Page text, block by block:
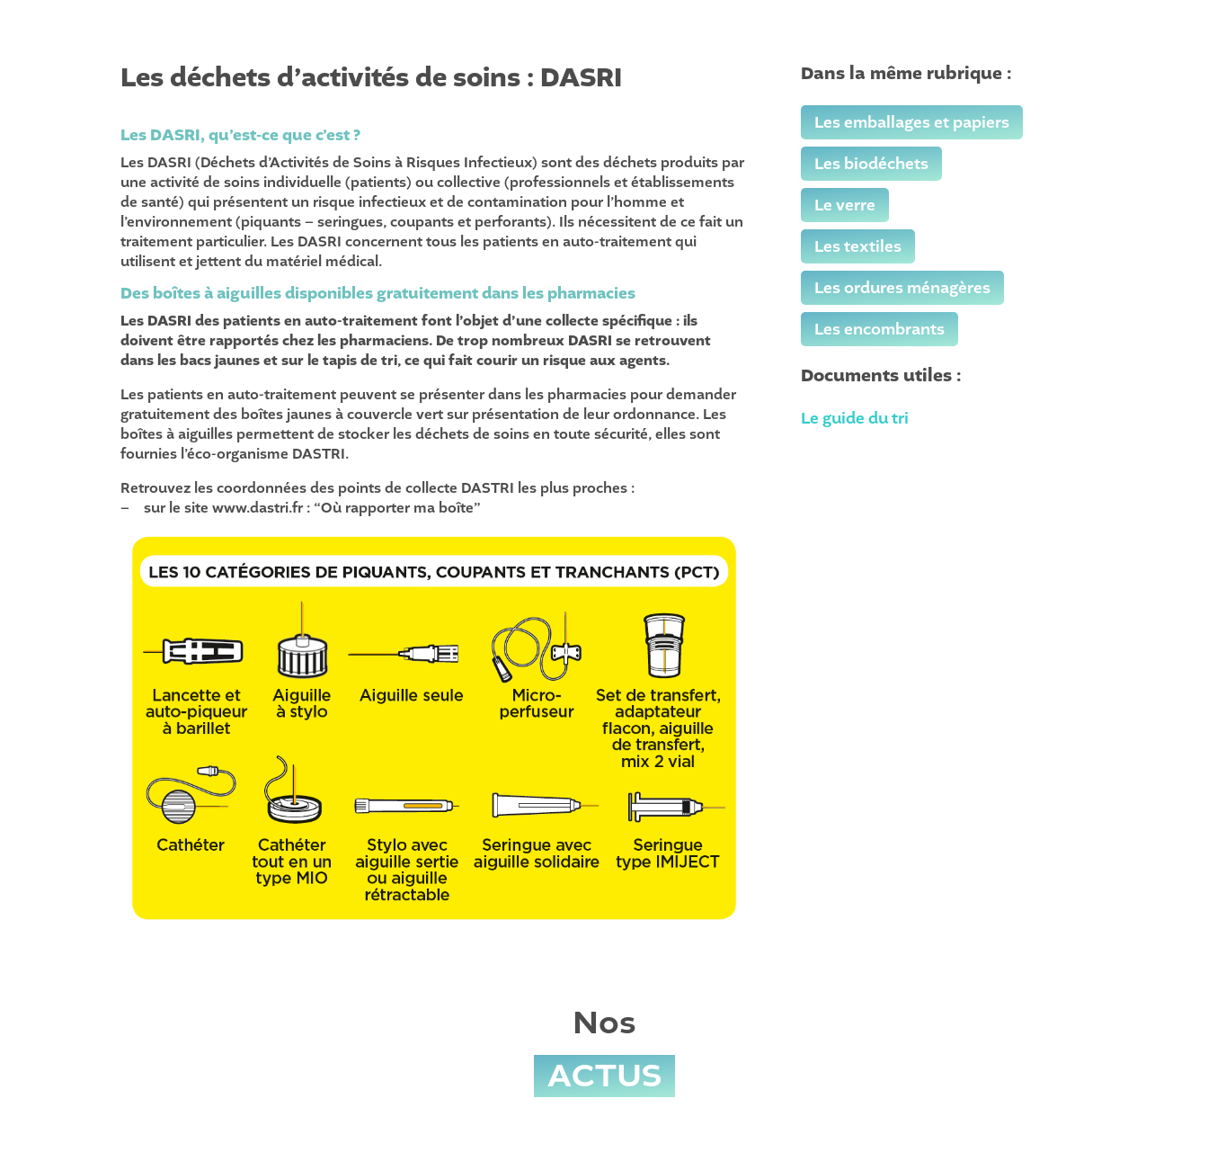
Les déchets d’activités de soins : DASRI
Les DASRI, qu’est-ce que c’est ?
Les DASRI (Déchets d’Activités de Soins à Risques Infectieux) sont des déchets produits par
une activité de soins individuelle (patients) ou collective (professionnels et établissements
de santé) qui présentent un risque infectieux et de contamination pour l’homme et
l’environnement (piquants – seringues, coupants et perforants). Ils nécessitent de ce fait un
traitement particulier. Les DASRI concernent tous les patients en auto-traitement qui
utilisent et jettent du matériel médical.
Des boîtes à aiguilles disponibles gratuitement dans les pharmacies
Les DASRI des patients en auto-traitement font l’objet d’une collecte spécifique : ils
doivent être rapportés chez les pharmaciens. De trop nombreux DASRI se retrouvent
dans les bacs jaunes et sur le tapis de tri, ce qui fait courir un risque aux agents.
Les patients en auto-traitement peuvent se présenter dans les pharmacies pour demander
gratuitement des boîtes jaunes à couvercle vert sur présentation de leur ordonnance. Les
boîtes à aiguilles permettent de stocker les déchets de soins en toute sécurité, elles sont
fournies l’éco-organisme DASTRI.
Retrouvez les coordonnées des points de collecte DASTRI les plus proches :
– sur le sitewww.dastri.fr : “Où rapporter ma boîte”
Dans la même rubrique :
Les emballages et papiers
Les biodéchets
Le verre
Les textiles
Les ordures ménagères
Les encombrants
Documents utiles :
Le guide du tri
Nos
ACTUS